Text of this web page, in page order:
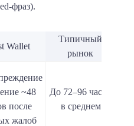
фраз).
Wallet
Типичный
рынок
~48
после
жалоб
До 72–96 часов
в среднем